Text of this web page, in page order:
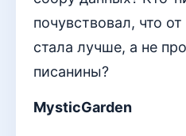
почувствовал, что
стала лучше, а не
писанины?
MysticGarden